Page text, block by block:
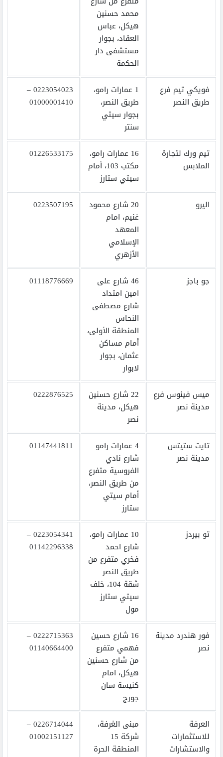
محمد حسنين
هيكل، عباس
العقاد، بجوار
مستشفى دار
الحكمة
فويكي تيم فرع
طريق النصر
1 عمارات رامو،
طريق النصر،
بجوار سيتي
سنتر
0223054023 –
01000001410
تيم ورك لتجارة
الملابس
16 عمارات رامو،
مكتب 103، أمام
سيتي ستارز
01226533175
اليرو
20 شارع محمود
غنيم، امام
المعهد
الإسلامي
الأزهري
0223507195
جو باجز
46 شارع على
امين امتداد
شارع مصطفى
النحاس
المنطقة الأولى،
أمام مساكن
عثمان، بجوار
لابوار
01118776669
ميس فينوس فرع
مدينة نصر
22 شارع حسنين
هيكل، مدينة
نصر
0222876525
تايت ستيتس
مدينة نصر
4 عمارات رامو
شارع نادي
الفروسية متفرع
من طريق النصر،
أمام سيتي
ستارز
01147441811
تو بيردز
10 عمارات رامو،
شارع احمد
فخري متفرع من
طريق النصر
شقة 104، خلف
سيتي ستارز
مول
0223054341 –
01142296338
فور هندرد مدينة
نصر
16 شارع حسين
فهمي متفرع
من شارع حسنين
هيكل، امام
كنيسة سان
جورج
0222715363 –
01140664400
العرفة
للاستثمارات
والاستشارات
مبنى الغرفة،
شركة 15
المنطقة الحرة
0226714044 –
01002151127